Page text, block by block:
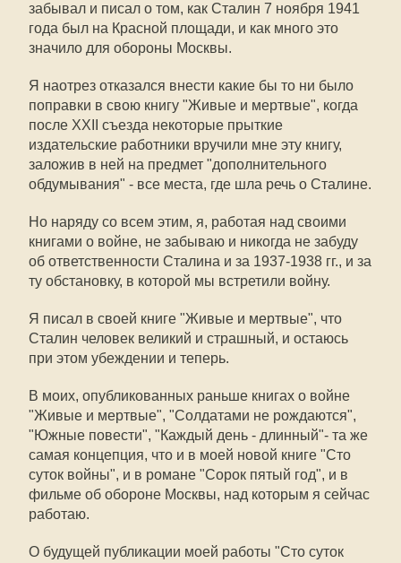
забывал и писал о том, как Сталин 7 ноября 1941
года был на Красной площади, и как много это
значило для обороны Москвы.
Я наотрез отказался внести какие бы то ни было
поправки в свою книгу "Живые и мертвые", когда
после XXII съезда некоторые прыткие
издательские работники вручили мне эту книгу,
заложив в ней на предмет "дополнительного
обдумывания" - все места, где шла речь о Сталине.
Но наряду со всем этим, я, работая над своими
книгами о войне, не забываю и никогда не забуду
об ответственности Сталина и за 1937-1938 гг., и за
ту обстановку, в которой мы встретили войну.
Я писал в своей книге "Живые и мертвые", что
Сталин человек великий и страшный, и остаюсь
при этом убеждении и теперь.
В моих, опубликованных раньше книгах о войне
"Живые и мертвые", "Солдатами не рождаются",
"Южные повести", "Каждый день - длинный"- та же
самая концепция, что и в моей новой книге "Сто
суток войны", и в романе "Сорок пятый год", и в
фильме об обороне Москвы, над которым я сейчас
работаю.
О будущей публикации моей работы "Сто суток